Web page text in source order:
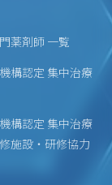
薬剤師 一覧
構認定 集中治療
構認定 集中治療
施設・研修協力